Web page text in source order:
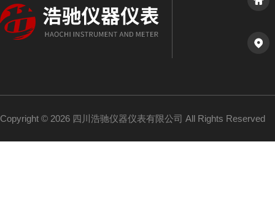
Copyright © 2026 四川浩驰仪器仪表有限公司 All Rights Reserved